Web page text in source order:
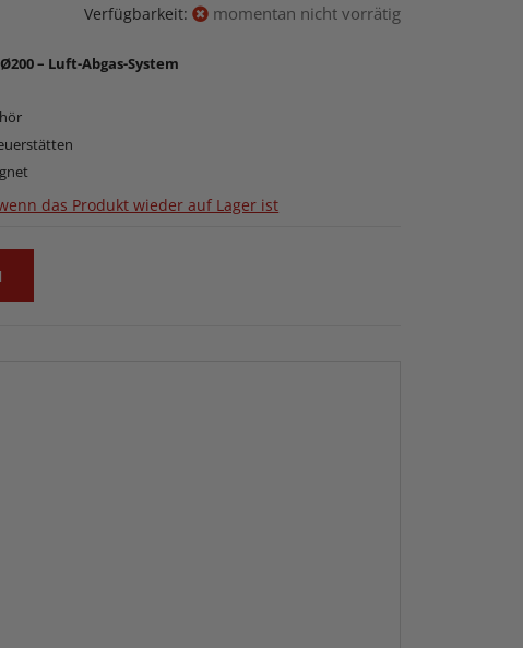
Verfügbarkeit: momentan nicht vorrätig
– Luft-Abgas-System
das Produkt wieder auf Lager ist